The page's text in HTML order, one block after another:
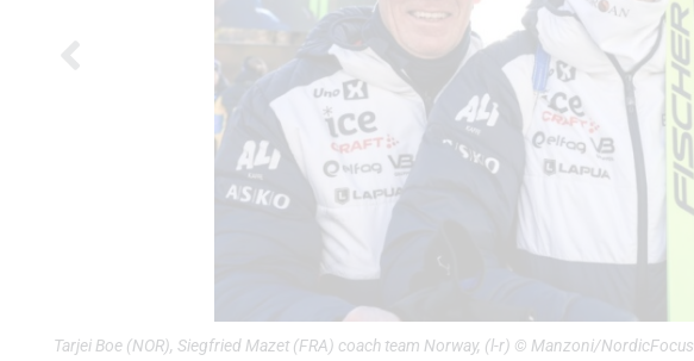
Tarjei Boe (NOR), Siegfried Mazet (FRA) coach team Norway, (l-r) © Manzoni/NordicFocus